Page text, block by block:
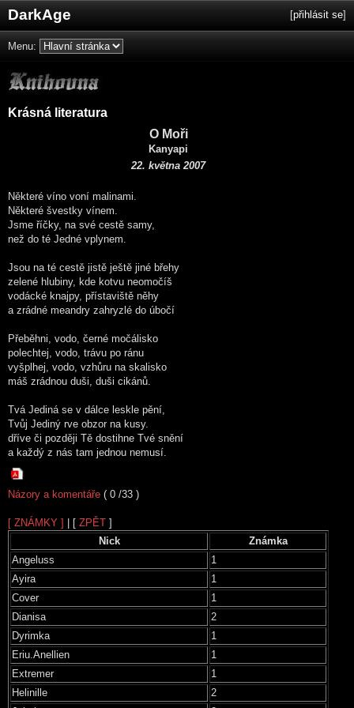
DarkAge [přihlásit se]
Menu:
Krásná literatura
O Moři
Kanyapi
22. května 2007
Některé víno voní malinami.
Některé švestky vínem.
Jsme říčky, na své cestě samy,
než do té Jedné vplynem.
Jsou na té cestě jistě ještě jiné břehy
zelené hlubiny, kde kotvu neomočíš
vodácké knajpy, přístaviště něhy
a zrádné meandry zahryzlé do úbočí
Přeběhni, vodo, černé močálisko
polechtej, vodo, trávu po ránu
vyšplhej, vodo, vzhůru na skalisko
máš zrádnou duši, duši cikánů.
Tvá Jediná se v dálce leskle pění,
Tvůj Jediný rve obzor na kusy.
dříve či později Tě dostihne Tvé snění
a každý z nás tam jednou nemusí.
Názory a komentáře ( 0 /33 )
[ ZNÁMKY ] | [ ZPĚT ]
Nick
Známka
Angeluss
1
Ayira
1
Cover
1
Dianisa
2
Dyrimka
1
Eriu.Anellien
1
Extremer
1
Helinille
2